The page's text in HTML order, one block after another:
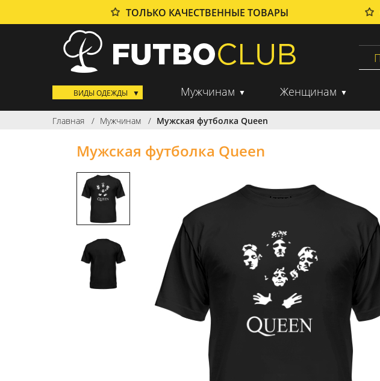
ТОЛЬКО КАЧЕСТВЕННЫЕ ТОВАРЫ
ВИДЫ ОДЕЖДЫ Мужчинам Женщинам
Главная Мужчинам Мужская футболка Queen
Мужская футболка Queen